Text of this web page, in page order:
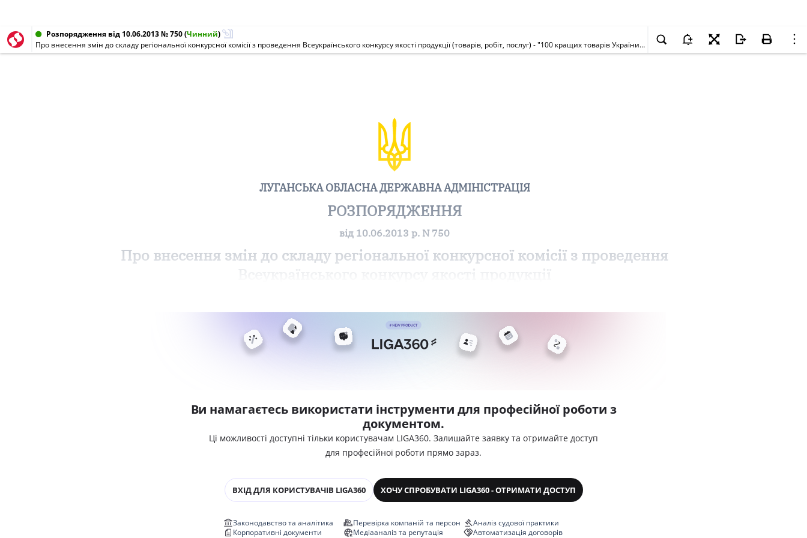
Розпорядження від 10.06.2013 № 750(Чинний)
Про внесення змін до складу регіональної конкурсної комісії з проведення Всеукраїнського конкурсу якості продукції (товарів, робіт, послуг) - "100 кращих товарів України" в Луганській області
ЛУГАНСЬКА ОБЛАСНА ДЕРЖАВНА АДМІНІСТРАЦІЯ
РОЗПОРЯДЖЕННЯ
від 10.06.2013 р. N 750
Про внесення змін до складу регіональної конкурсної комісії з проведення
Ви намагаєтесь використати інструменти для професійної роботи з
документом.
Ці можливості доступні тільки користувачам LIGA360. Залишайте заявку та отримайте доступ
для професійної роботи прямо зараз.
ВХІД ДЛЯ КОРИСТУВАЧІВ LIGA360 ХОЧУ СПРОБУВАТИ LIGA360 - ОТРИМАТИ ДОСТУП
Законодавство та аналітика
Корпоративні документи
Перевірка компаній та персон
Медіааналіз та репутація
Аналіз судової практики
Автоматизація договорів